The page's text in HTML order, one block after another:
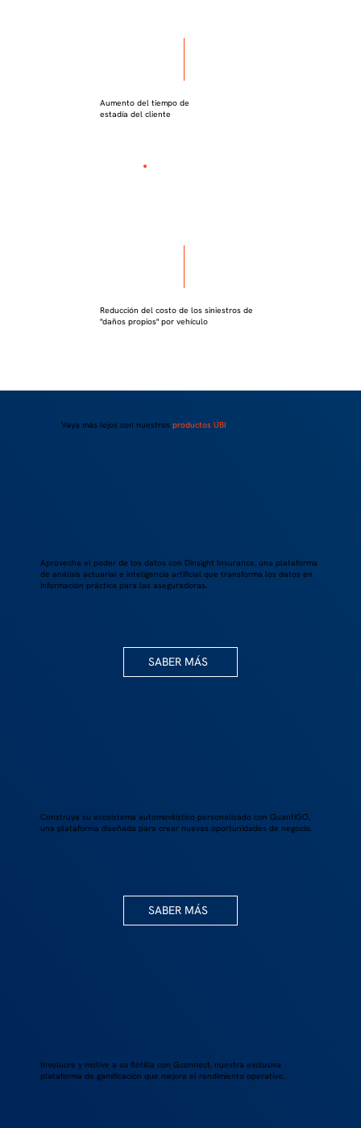
Aumento del tiempo de
estadía del cliente
Reducción del costo de los siniestros de
"daños propios" por vehículo
Vaya más lejos con nuestrosproductos UBI
Aprovecha el poder de los datos con Dinsight Insurance, una plataforma
de análisis actuarial e inteligencia artificial que transforma los datos en
información práctica para las aseguradoras.
SABER MÁS
Construya su ecosistema automovilístico personalizado con QuantiGO,
una plataforma diseñada para crear nuevas oportunidades de negocio.
SABER MÁS
Involucre y motive a su flotilla con Gconnect, nuestra exclusiva
plataforma de gamificación que mejora el rendimiento operativo.